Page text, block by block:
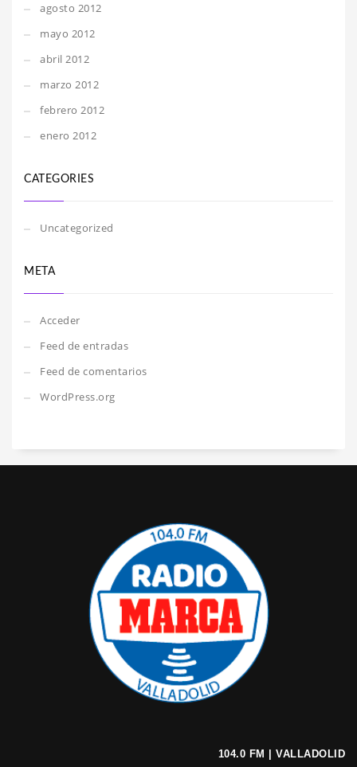
agosto 2012
mayo 2012
abril 2012
marzo 2012
febrero 2012
enero 2012
CATEGORIES
Uncategorized
META
Acceder
Feed de entradas
Feed de comentarios
WordPress.org
104.0 FM | VALLADOLID